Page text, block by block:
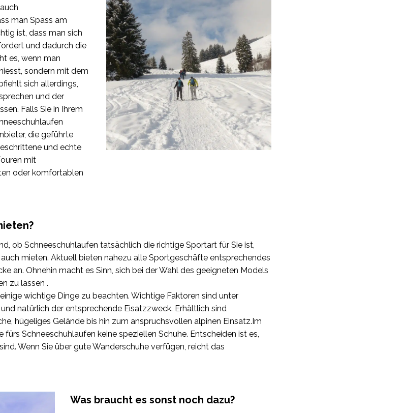
man Spass am
ist, dass man sich
und dadurch die
es, wenn man
sondern mit dem
sich allerdings,
und der
Falls Sie in Ihrem
die geführte
und echte
mit
oder komfortablen
ob Schneeschuhlaufen tatsächlich die richtige Sportart für Sie ist,
mieten. Aktuell bieten nahezu alle Sportgeschäfte entsprechendes
an. Ohnehin macht es Sinn, sich bei der Wahl des geeigneten Models
zu lassen .
wichtige Dinge zu beachten. Wichtige Faktoren sind unter
natürlich der entsprechende Eisatzzweck. Erhältlich sind
hügeliges Gelände bis hin zum anspruchsvollen alpinen Einsatz.Im
Schneeschuhlaufen keine speziellen Schuhe. Entscheiden ist es,
Wenn Sie über gute Wanderschuhe verfügen, reicht das
Was braucht es sonst noch dazu?